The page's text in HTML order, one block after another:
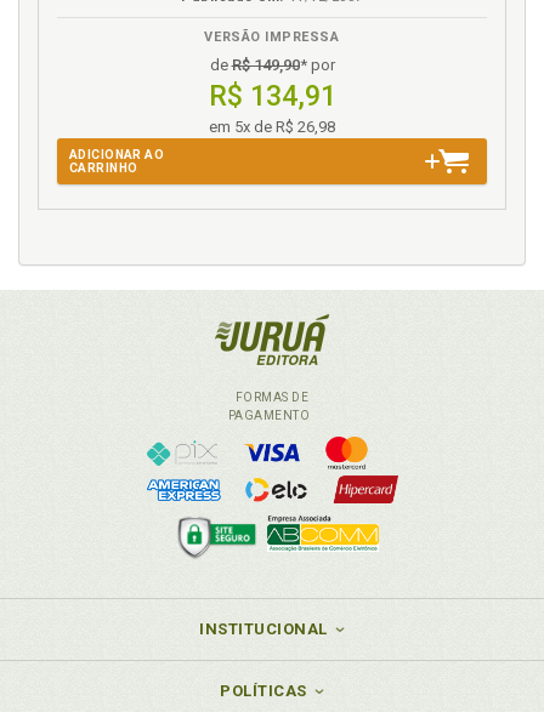
VERSÃO IMPRESSA
deR$ 149,90* por
R$ 134,91
em 5x de R$ 26,98
ADICIONAR AO
CARRINHO
FORMAS DE
PAGAMENTO
INSTITUCIONAL
POLÍTICAS